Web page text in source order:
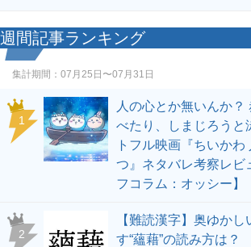
週間記事ランキング
集計期間： 07月25日〜07月31日
1
人の心とか無いんか？
べたり、しまじろうと
トフル映画『ちいかわ
つ』ネタバレ考察レビ
フコラム：オッシー】
2
【難読漢字】奥ゆか
す“蘊藉”の読み方は？